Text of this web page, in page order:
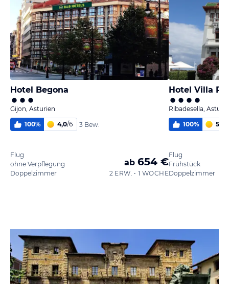
Hotel Begona
Gijon, Asturien
100% 4,0/6 3 Bew.
Flug
ohne Verpflegung
Doppelzimmer
ab 654 €
2 ERW. • 1 WOCHE
Hotel Villa
Ribadesella,
100% 5,2
Flug
Frühstück
Doppelzimmer